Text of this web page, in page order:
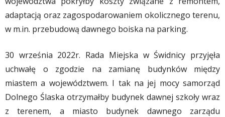
adaptacją oraz zagospodarowaniem okolicznego terenu,
w m.in. przebudową dawnego boiska na parking.
30 września 2022r. Rada Miejska w Świdnicy przyjęła
uchwałę o zgodzie na zamianę budynków między
miastem a województwem. I tak na jej mocy samorząd
Dolnego Ślaska otrzymałby budynek dawnej szkoły wraz
z terenem, a miasto budynek dawnego zarządu